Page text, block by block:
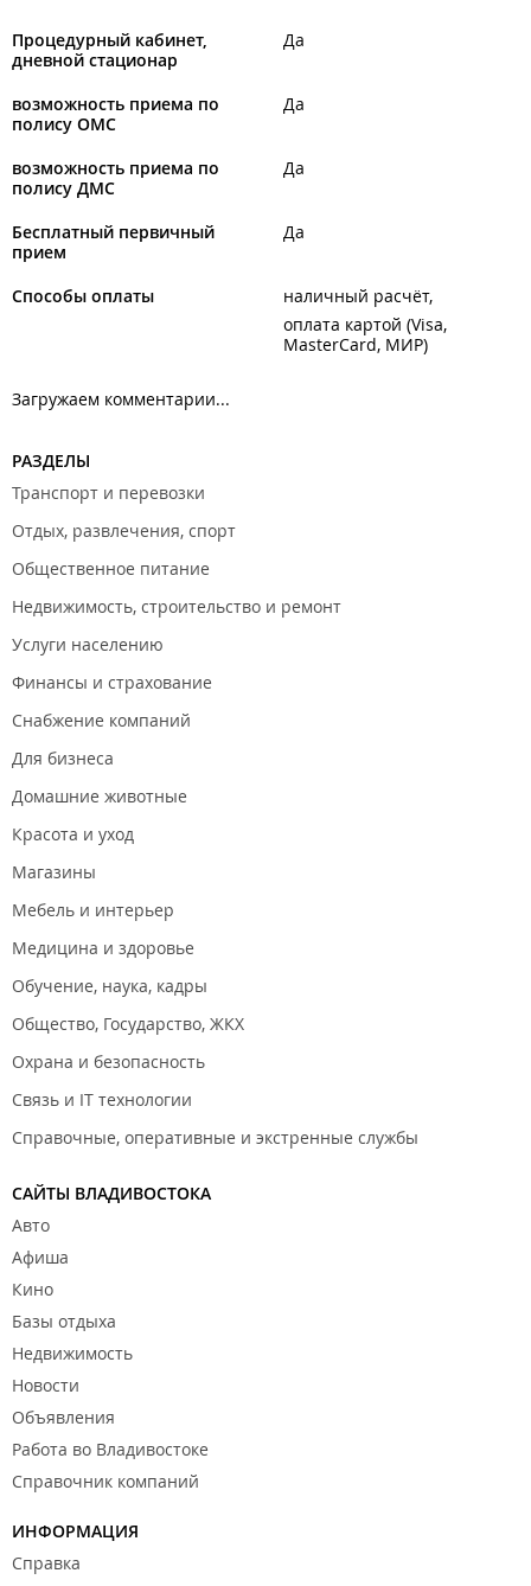
Процедурный кабинет,
дневной стационар
Да
возможность приема по
полису ОМС
Да
возможность приема по
полису ДМС
Да
Бесплатный первичный
прием
Да
Способы оплаты
наличный расчёт
оплата картой (Visa,
MasterCard, МИР)
Загружаем комментарии...
РАЗДЕЛЫ
Транспорт и перевозки
Отдых, развлечения, спорт
Общественное питание
Недвижимость, строительство и ремонт
Услуги населению
Финансы и страхование
Снабжение компаний
Для бизнеса
Домашние животные
Красота и уход
Магазины
Мебель и интерьер
Медицина и здоровье
Обучение, наука, кадры
Общество, Государство, ЖКХ
Охрана и безопасность
Связь и IT технологии
Справочные, оперативные и экстренные службы
САЙТЫ ВЛАДИВОСТОКА
Авто
Афиша
Кино
Базы отдыха
Недвижимость
Новости
Объявления
Работа во Владивостоке
Справочник компаний
ИНФОРМАЦИЯ
Справка